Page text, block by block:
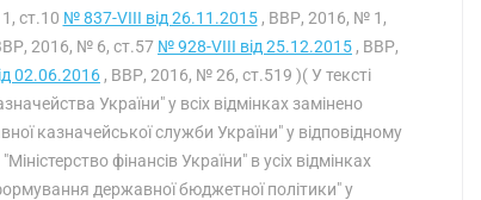
ст.10 № 837-VIII від 26.11.2015, ВВР, 2016, № 1,
2016, № 6, ст.57 № 928-VIII від 25.12.2015 , ВВР,
02.06.2016 , ВВР, 2016, № 26, ст.519 )( У тексті
України" у всіх відмінках замінено
казначейської служби України" у відповідному
фінансів України" в усіх відмінках
державної бюджетної політики" у